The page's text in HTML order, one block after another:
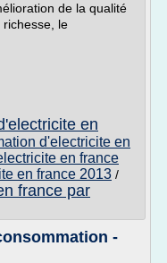
de la qualité
le
en
d'electricite en
en france
en france 2013 /
france par
-